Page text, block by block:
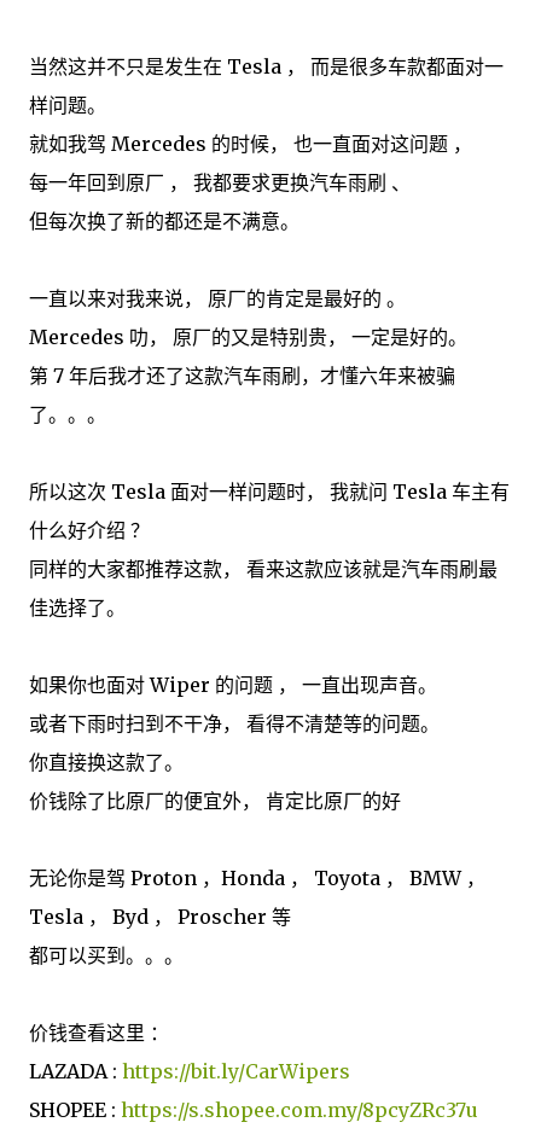
当然这并不只是发生在 Tesla ， 而是很多车款都面对一
样问题。
就如我驾 Mercedes 的时候， 也一直面对这问题 ，
每一年回到原厂 ， 我都要求更换汽车雨刷 、
但每次换了新的都还是不满意。
一直以来对我来说， 原厂的肯定是最好的 。
Mercedes 叻， 原厂的又是特别贵， 一定是好的。
第 7 年后我才还了这款汽车雨刷，才懂六年来被骗
了。。。
所以这次 Tesla 面对一样问题时， 我就问 Tesla 车主有
什么好介绍 ？
同样的大家都推荐这款， 看来这款应该就是汽车雨刷最
佳选择了。
如果你也面对 Wiper 的问题 ， 一直出现声音。
或者下雨时扫到不干净， 看得不清楚等的问题。
你直接换这款了。
价钱除了比原厂的便宜外， 肯定比原厂的好
无论你是驾 Proton ，Honda ， Toyota ， BMW ，
Tesla ， Byd ， Proscher 等
都可以买到。。。
价钱查看这里 ：
LAZADA : https://bit.ly/CarWipers
SHOPEE : https://s.shopee.com.my/8pcyZRc37u